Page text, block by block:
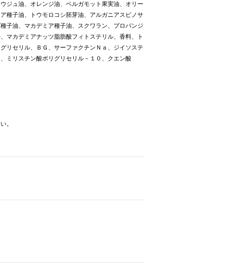
ジュ油、オレンジ油、ベルガモット果実油、オリー
種子油、トウモロコシ胚芽油、アルガニアスピノサ
子油、マカデミア種子油、スクワラン、プロパンジ
マカデミアナッツ脂肪酸フィトステリル、香料、ト
リセリル、ＢＧ、サーファクチンＮａ、ジイソステ
ミリスチン酸ポリグリセリル－１０、クエン酸
。